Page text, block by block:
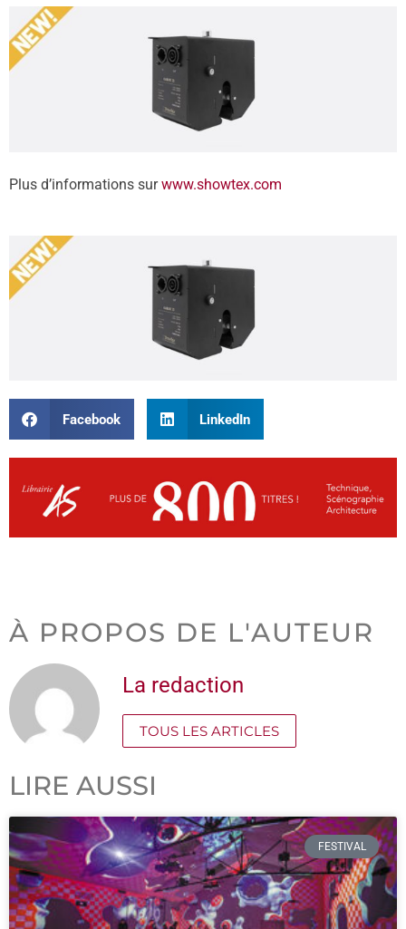
Plus d’informations surwww.showtex.com
Facebook LinkedIn
À PROPOS DE L'AUTEUR
La redaction
TOUS LES ARTICLES
LIRE AUSSI
FESTIVAL